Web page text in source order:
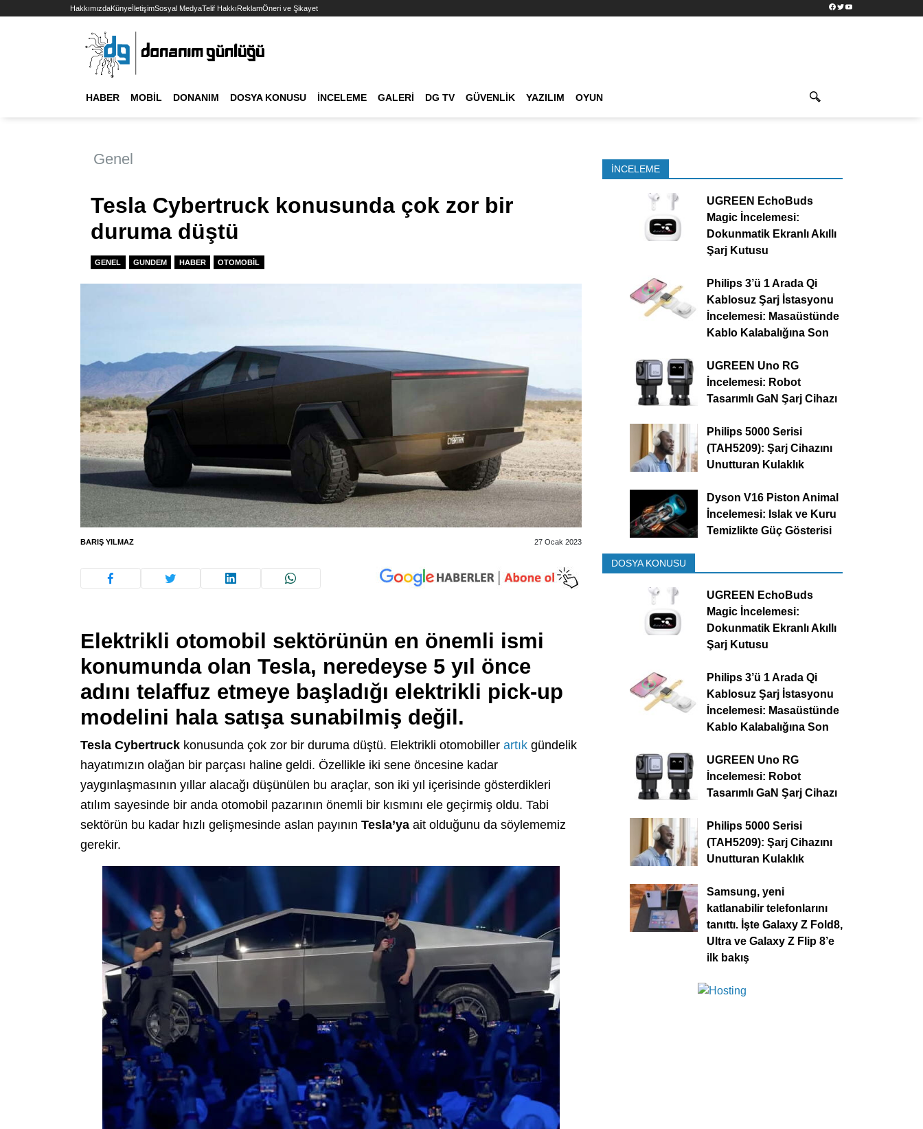
HakkımızdaKünyeİletişimSosyal MedyaTelif HakkıReklamÖneri ve Şikayet Facebook
TwitterYouTube
HABER MOBIL DONANIM DOSYA KONUSU İNCELEME GALERI DG TV GÜVENLIK YAZILIM OYUN
Genel
Tesla Cybertruck konusunda çok zor bir
duruma düştü
GENEL GUNDEM HABER OTOMOBIL
BARIŞ YILMAZ 27 Ocak 2023
Elektrikli otomobil sektörünün en önemli ismi
konumunda olan Tesla, neredeyse 5 yıl önce
adını telaffuz etmeye başladığı elektrikli pick-up
modelini hala satışa sunabilmiş değil.
Tesla Cybertruck konusunda çok zor bir duruma düştü. Elektrikli otomobiller artık gündelik
hayatımızın olağan bir parçası haline geldi. Özellikle iki sene öncesine kadar
yaygınlaşmasının yıllar alacağı düşünülen bu araçlar, son iki yıl içerisinde gösterdikleri
atılım sayesinde bir anda otomobil pazarının önemli bir kısmını ele geçirmiş oldu. Tabi
sektörün bu kadar hızlı gelişmesinde aslan payının Tesla’ya ait olduğunu da söylememiz
gerekir.
İNCELEME
UGREEN EchoBuds
Magic İncelemesi:
Dokunmatik Ekranlı Akıllı
Şarj Kutusu
Philips 3’ü 1 Arada Qi
Kablosuz Şarj İstasyonu
İncelemesi: Masaüstünde
Kablo Kalabalığına Son
UGREEN Uno RG
İncelemesi: Robot
Tasarımlı GaN Şarj Cihazı
Philips 5000 Serisi
(TAH5209): Şarj Cihazını
Unutturan Kulaklık
Dyson V16 Piston Animal
İncelemesi: Islak ve Kuru
Temizlikte Güç Gösterisi
DOSYA KONUSU
UGREEN EchoBuds
Magic İncelemesi:
Dokunmatik Ekranlı Akıllı
Şarj Kutusu
Philips 3’ü 1 Arada Qi
Kablosuz Şarj İstasyonu
İncelemesi: Masaüstünde
Kablo Kalabalığına Son
UGREEN Uno RG
İncelemesi: Robot
Tasarımlı GaN Şarj Cihazı
Philips 5000 Serisi
(TAH5209): Şarj Cihazını
Unutturan Kulaklık
Samsung, yeni
katlanabilir telefonlarını
tanıttı. İşte Galaxy Z Fold8,
Ultra ve Galaxy Z Flip 8’e
ilk bakış